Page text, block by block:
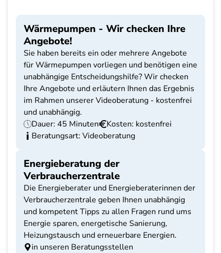
Wärmepumpen - Wir checken Ihre
Angebote!
Sie haben bereits ein oder mehrere Angebote
für Wärmepumpen vorliegen und benötigen eine
unabhängige Entscheidungshilfe? Wir checken
Ihre Angebote und erläutern Ihnen das Ergebnis
im Rahmen unserer Videoberatung - kostenfrei
und unabhängig.
Dauer: 45 Minuten
Kosten: kostenfrei
Beratungsart: Videoberatung
Energieberatung der
Verbraucherzentrale
Die Energieberater und Energieberaterinnen der
Verbraucherzentrale geben Ihnen unabhängig
und kompetent Tipps zu allen Fragen rund ums
Energie sparen, energetische Sanierung,
Heizungstausch und erneuerbare Energien.
in unseren Beratungsstellen